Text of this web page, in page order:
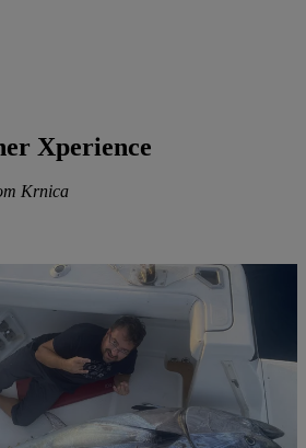
Xperience
Krnica